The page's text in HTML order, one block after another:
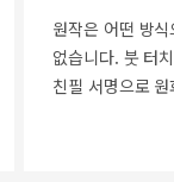
원작은 어떤 방
없습니다. 붓 터
친필 서명으로